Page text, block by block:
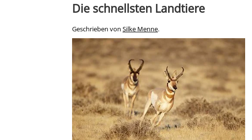
Die schnellsten Landtiere
Geschrieben von Silke Menne.